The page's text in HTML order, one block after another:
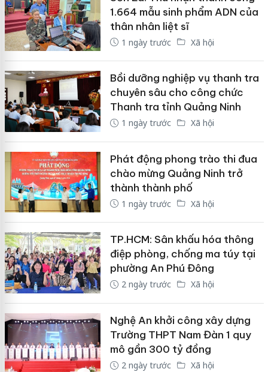
1.664 mẫu sinh phẩm ADN của
thân nhân liệt sĩ
1 ngày trước Xã hội
Bồi dưỡng nghiệp vụ thanh tra
chuyên sâu cho công chức
Thanh tra tỉnh Quảng Ninh
1 ngày trước Xã hội
Phát động phong trào thi đua
chào mừng Quảng Ninh trở
thành thành phố
1 ngày trước Xã hội
TP.HCM: Sân khấu hóa thông
điệp phòng, chống ma túy tại
phường An Phú Đông
2 ngày trước Xã hội
Nghệ An khởi công xây dựng
Trường THPT Nam Đàn 1 quy
mô gần 300 tỷ đồng
2 ngày trước Xã hội